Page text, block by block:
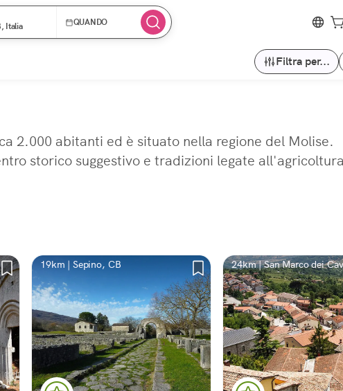
Italia
QUANDO
Filtra per...
2.000 abitanti ed è situato nella regione del Molise.
storico suggestivo e tradizioni legate
19km | Sepino, CB 24km | San Marco dei